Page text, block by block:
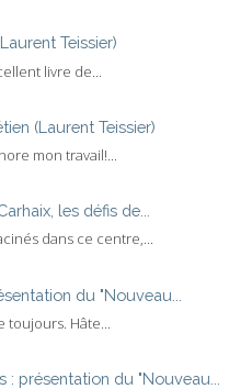
Teissier)
livre de...
(Laurent Teissier)
mon travail!...
les défis de...
dans ce centre,...
du "Nouveau...
toujours. Hâte...
: présentation du "Nouveau...